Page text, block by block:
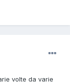
volte da varie